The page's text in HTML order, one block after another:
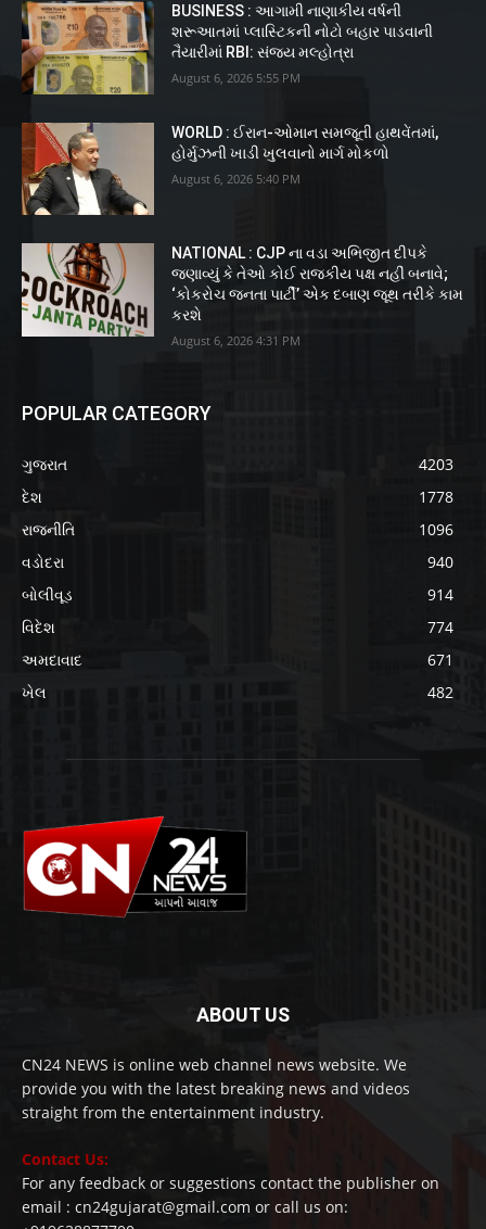
BUSINESS : આગામી નાણાકીય વર્ષની
શરૂઆતમાં પ્લાસ્ટિકની નોટો બહાર પાડવાની
તૈયારીમાં RBI: સંજય મલ્હોત્રા
August 6, 2026 5:55 PM
WORLD : ઈરાન-ઓમાન સમજૂતી હાથવેંતમાં,
હોર્મુઝની ખાડી ખુલવાનો માર્ગ મોકળો
August 6, 2026 5:40 PM
NATIONAL : CJP ના વડા અભિજીત દીપકે
જણાવ્યું કે તેઓ કોઈ રાજકીય પક્ષ નહીં બનાવે;
‘કોકરોચ જનતા પાર્ટી’ એક દબાણ જૂથ તરીકે કામ
કરશે
August 6, 2026 4:31 PM
POPULAR CATEGORY
ગુજરાત
4203
દેશ
1778
રાજનીતિ
1096
વડોદરા
940
બોલીવૂડ
914
વિદેશ
774
અમદાવાદ
671
ખેલ
482
ABOUT US
CN24 NEWS is online web channel news website. We
provide you with the latest breaking news and videos
straight from the entertainment industry.
Contact Us:
For any feedback or suggestions contact the publisher on
email : cn24gujarat@gmail.com or call us on: